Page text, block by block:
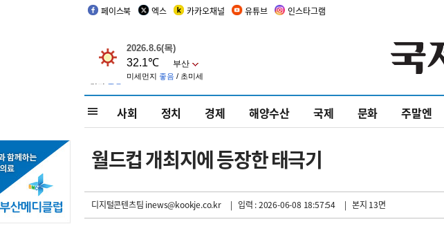
페이스북 엑스 카카오채널 유튜브 인스타그램
사회 정치 경제 해양수산 국제 문화 주말엔
월드컵 개최지에 등장한 태극기
디지털콘텐츠팀 inews@kookje.co.kr | 입력 : 2026-06-08 18:57:54 | 본지 13면